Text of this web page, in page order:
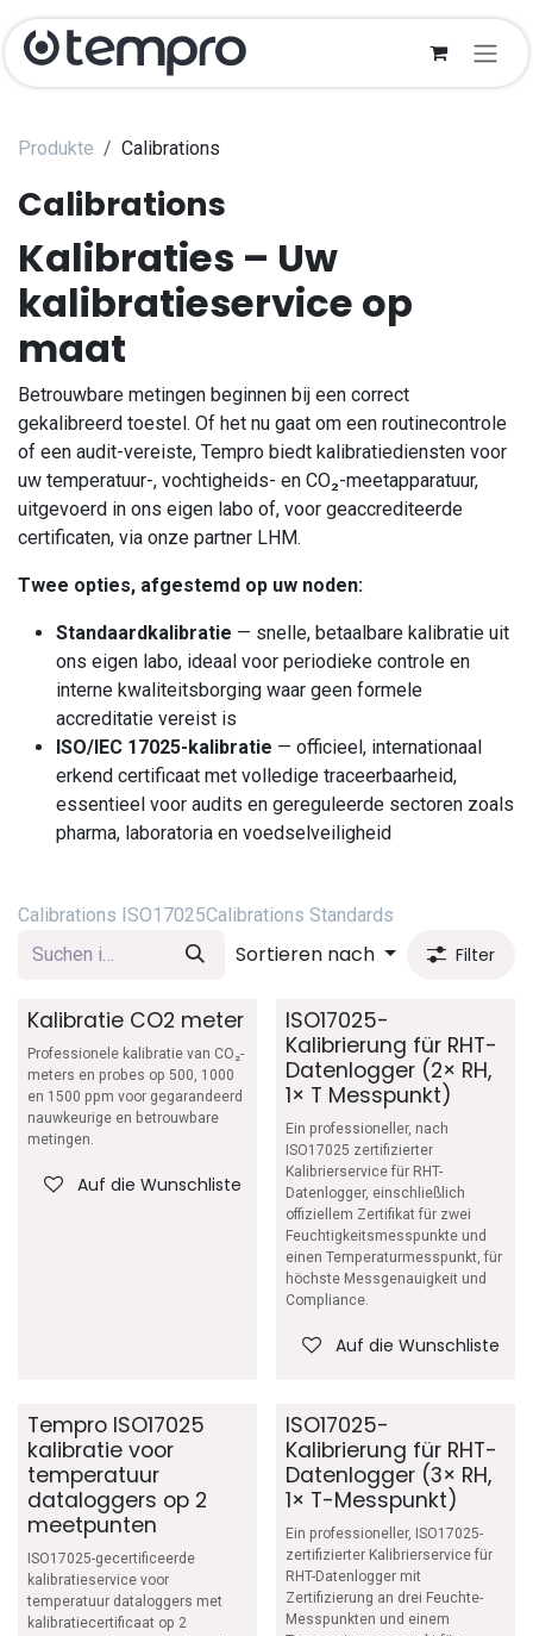
Zum Inhalt springen
Produkte Calibrations
Calibrations
Kalibraties – Uw
kalibratieservice op
maat
Betrouwbare metingen beginnen bij een correct
gekalibreerd toestel. Of het nu gaat om een routinecontrole
of een audit-vereiste, Tempro biedt kalibratiediensten voor
uw temperatuur-, vochtigheids- en CO₂-meetapparatuur,
uitgevoerd in ons eigen labo of, voor geaccrediteerde
certificaten, via onze partner LHM.
Twee opties, afgestemd op uw noden:
Standaardkalibratie — snelle, betaalbare kalibratie uit
ons eigen labo, ideaal voor periodieke controle en
interne kwaliteitsborging waar geen formele
accreditatie vereist is
ISO/IEC 17025-kalibratie — officieel, internationaal
erkend certificaat met volledige traceerbaarheid,
essentieel voor audits en gereguleerde sectoren zoals
pharma, laboratoria en voedselveiligheid
Calibrations ISO17025Calibrations Standards
Sortieren nach Filter
Kalibratie CO2 meter
Professionele kalibratie van CO₂-
meters en probes op 500, 1000
en 1500 ppm voor gegarandeerd
nauwkeurige en betrouwbare
metingen.
Auf die Wunschliste
ISO17025-
Kalibrierung für RHT-
Datenlogger (2× RH,
1× T Messpunkt)
Ein professioneller, nach
ISO17025 zertifizierter
Kalibrierservice für RHT-
Datenlogger, einschließlich
offiziellem Zertifikat für zwei
Feuchtigkeitsmesspunkte und
einen Temperaturmesspunkt, für
höchste Messgenauigkeit und
Compliance.
Auf die Wunschliste
Tempro ISO17025
kalibratie voor
temperatuur
dataloggers op 2
meetpunten
ISO17025-gecertificeerde
kalibratieservice voor
temperatuur dataloggers met
kalibratiecertificaat op 2
ISO17025-
Kalibrierung für RHT-
Datenlogger (3× RH,
1× T-Messpunkt)
Ein professioneller, ISO17025-
zertifizierter Kalibrierservice für
RHT-Datenlogger mit
Zertifizierung an drei Feuchte-
Messpunkten und einem